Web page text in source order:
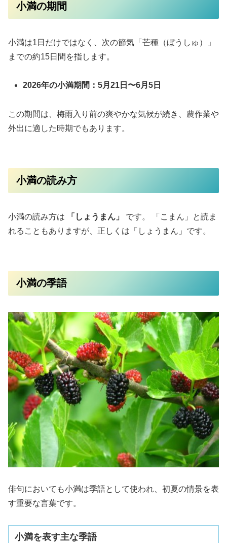
小満の期間
小満は1日だけではなく、次の節気「芒種（ぼうしゅ）」
までの約15日間を指します。
2026年の小満期間：5月21日〜6月5日
この期間は、梅雨入り前の爽やかな気候が続き、農作業や
外出に適した時期でもあります。
小満の読み方
小満の読み方は 「しょうまん」
です。 「こまん」と読ま
れることもありますが、正しくは「しょうまん」です。
小満の季語
俳句においても小満は季語として使われ、初夏の情景を表
す重要な言葉です。
小満を表す主な季語